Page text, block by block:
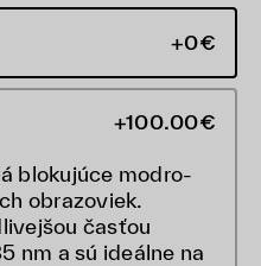
+0€
+100.00€
blokujúce modro-
obrazoviek.
časťou
nm a sú ideálne na